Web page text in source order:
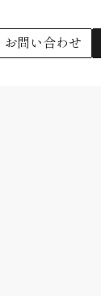
お問い合わせ